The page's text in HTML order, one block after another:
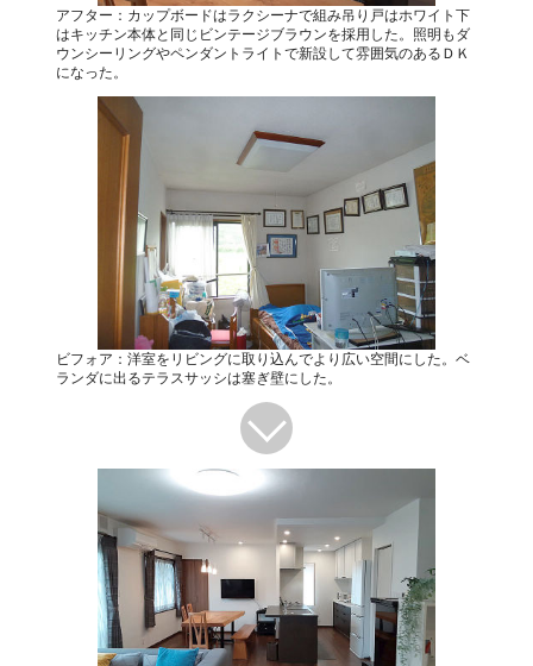
アフター：カップボードはラクシーナで組み吊り戸はホワイト下
はキッチン本体と同じビンテージブラウンを採用した。照明もダ
ウンシーリングやペンダントライトで新設して雰囲気のあるＤＫ
になった。
ビフォア：洋室をリビングに取り込んでより広い空間にした。ベ
ランダに出るテラスサッシは塞ぎ壁にした。